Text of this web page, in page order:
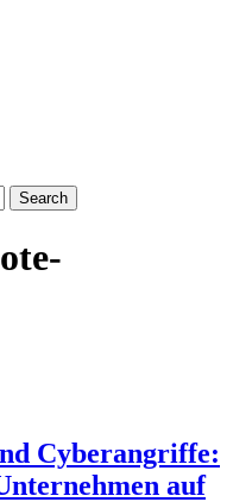
Cyberangriffe:
auf